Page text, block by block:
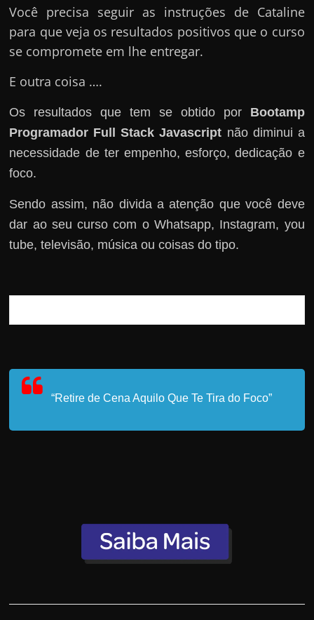
Você precisa seguir as instruções de Cataline
para que veja os resultados positivos que o curso
se compromete em lhe entregar.
E outra coisa ….
Os resultados que tem se obtido por Bootamp
Programador Full Stack Javascript não diminui a
necessidade de ter empenho, esforço, dedicação e
foco.
Sendo assim, não divida a atenção que você deve
dar ao seu curso com o Whatsapp, Instagram, you
tube, televisão, música ou coisas do tipo.
“Retire de Cena Aquilo Que Te Tira do Foco”